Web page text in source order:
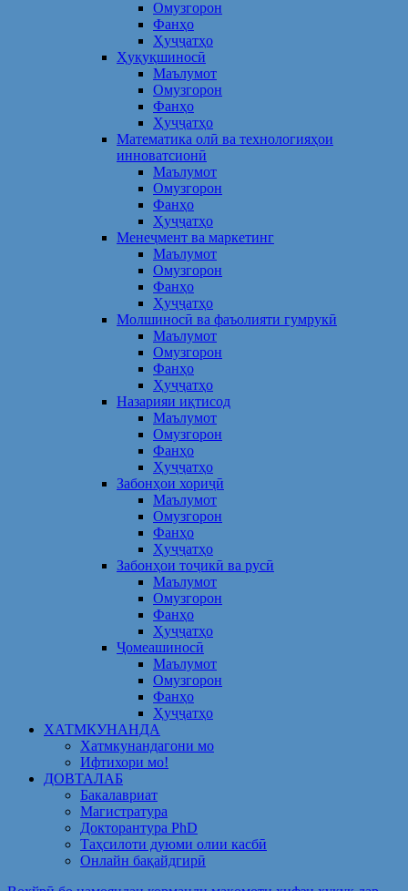
Омузгорон
Фанҳо
Ҳуҷҷатҳо
Ҳуқуқшиносӣ
Маълумот
Омузгорон
Фанҳо
Ҳуҷҷатҳо
Математика олӣ ва технологияҳои
инноватсионӣ
Маълумот
Омузгорон
Фанҳо
Ҳуҷҷатҳо
Менеҷмент ва маркетинг
Маълумот
Омузгорон
Фанҳо
Ҳуҷҷатҳо
Молшиносӣ ва фаъолияти гумрукӣ
Маълумот
Омузгорон
Фанҳо
Ҳуҷҷатҳо
Назарияи иқтисод
Маълумот
Омузгорон
Фанҳо
Ҳуҷҷатҳо
Забонҳои хориҷӣ
Маълумот
Омузгорон
Фанҳо
Ҳуҷҷатҳо
Забонҳои тоҷикӣ ва русӣ
Маълумот
Омузгорон
Фанҳо
Ҳуҷҷатҳо
Ҷомеашиносӣ
Маълумот
Омузгорон
Фанҳо
Ҳуҷҷатҳо
ХАТМКУНАНДА
Хатмкунандагони мо
Ифтихори мо!
ДОВТАЛАБ
Бакалавриат
Магистратура
Докторантура PhD
Таҳсилоти дуюми олии касбӣ
Онлайн бақайдгирӣ